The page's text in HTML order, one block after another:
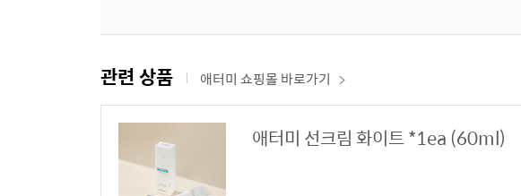
관련 상품 애터미 쇼핑몰 바로가기
애터미 선크림 화이트 *1ea (60ml)